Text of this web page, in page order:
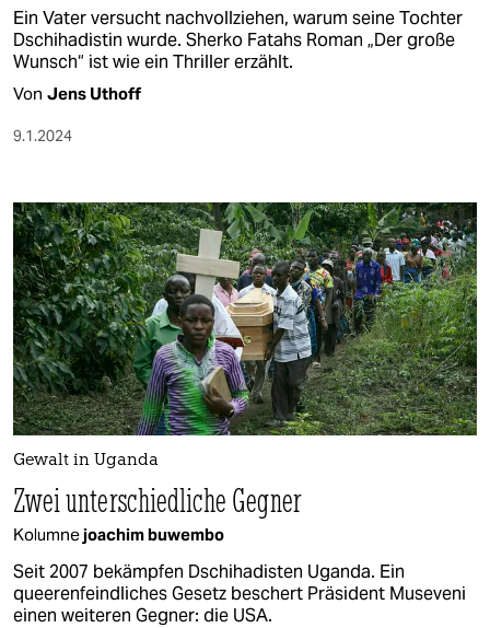
Ein Vater versucht nachvollziehen, warum seine Tochter
Dschihadistin wurde. Sherko Fatahs Roman „Der große
Wunsch“ ist wie ein Thriller erzählt.
Von Jens Uthoff
9.1.2024
Gewalt in Uganda
Zwei unterschiedliche Gegner
Kolumne joachim buwembo
Seit 2007 bekämpfen Dschihadisten Uganda. Ein
queerenfeindliches Gesetz beschert Präsident Museveni
einen weiteren Gegner: die USA.